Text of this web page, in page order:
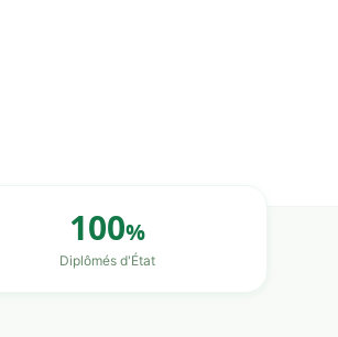
100%
Diplômés d'État